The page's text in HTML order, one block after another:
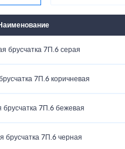
брусчатка 7П.6 серая
7П.6 коричневая
брусчатка 7П.6 бежевая
брусчатка 7П.6 черная